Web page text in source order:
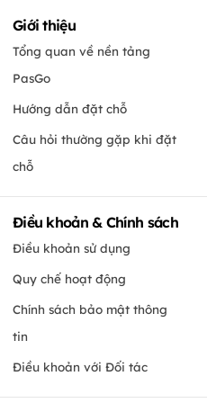
Giới thiệu
Tổng quan về nền tảng
PasGo
Hướng dẫn đặt chỗ
Câu hỏi thường gặp khi đặt
chỗ
Điều khoản & Chính sách
Điều khoản sử dụng
Quy chế hoạt động
Chính sách bảo mật thông
tin
Điều khoản với Đối tác